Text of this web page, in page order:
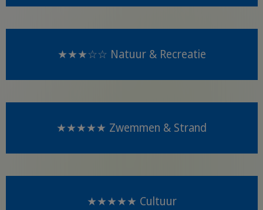
★★★☆☆ Natuur & Recreatie
★★★★★ Zwemmen & Strand
★★★★★ Cultuur